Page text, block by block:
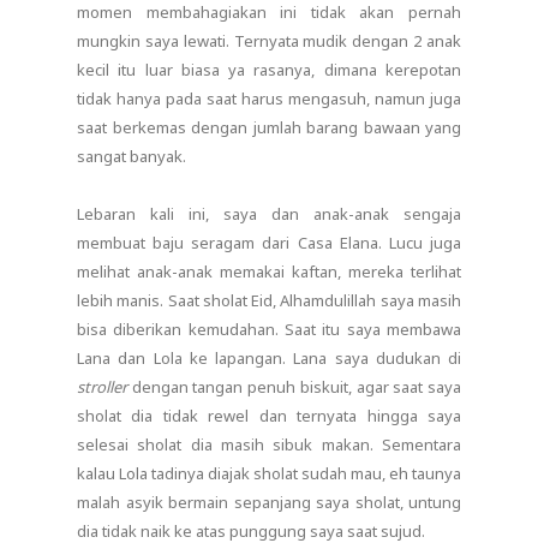
momen membahagiakan ini tidak akan pernah
mungkin saya lewati. Ternyata mudik dengan 2 anak
kecil itu luar biasa ya rasanya, dimana kerepotan
tidak hanya pada saat harus mengasuh, namun juga
saat berkemas dengan jumlah barang bawaan yang
sangat banyak.
Lebaran kali ini, saya dan anak-anak sengaja
membuat baju seragam dari Casa Elana. Lucu juga
melihat anak-anak memakai kaftan, mereka terlihat
lebih manis. Saat sholat Eid, Alhamdulillah saya masih
bisa diberikan kemudahan. Saat itu saya membawa
Lana dan Lola ke lapangan. Lana saya dudukan di
strollerdengan tangan penuh biskuit, agar saat saya
sholat dia tidak rewel dan ternyata hingga saya
selesai sholat dia masih sibuk makan. Sementara
kalau Lola tadinya diajak sholat sudah mau, eh taunya
malah asyik bermain sepanjang saya sholat, untung
dia tidak naik ke atas punggung saya saat sujud.